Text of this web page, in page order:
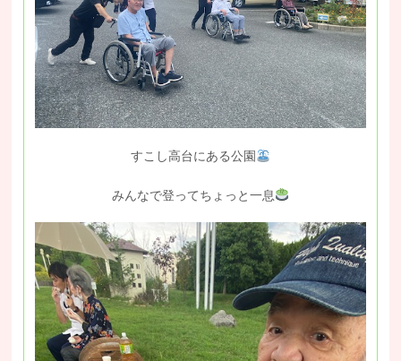
すこし高台にある公園
みんなで登ってちょっと一息